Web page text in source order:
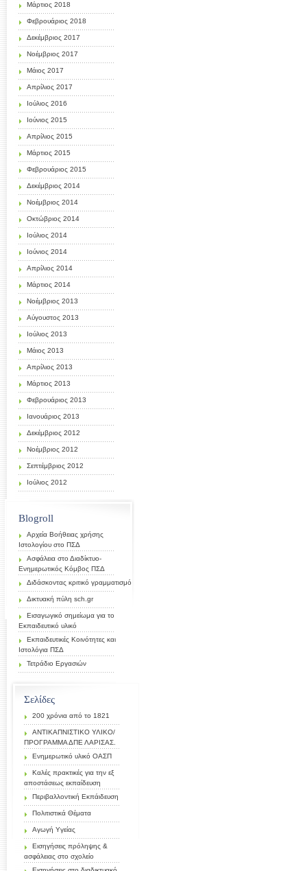
Σελίδες
200 χρόνια από το 1821
ΑΝΤΙΚΑΠΝΙΣΤΙΚΟ ΥΛΙΚΟ/
ΠΡΟΓΡΑΜΜΑ ΔΠΕ ΛΑΡΙΣΑΣ.
Ενημερωτικό υλικό ΟΑΣΠ
Καλές πρακτικές για την εξ
αποστάσεως εκπαίδευση
Περιβαλλοντική Εκπάιδευση
Πολιτιστικά Θέματα
Αγωγή Υγείας
Εισηγήσεις πρόληψης &
ασφάλειας στο σχολείο
Μάρτιος 2018
Φεβρουάριος 2018
Δεκέμβριος 2017
Νοέμβριος 2017
Μάιος 2017
Απρίλιος 2017
Ιούλιος 2016
Ιούνιος 2015
Απρίλιος 2015
Μάρτιος 2015
Φεβρουάριος 2015
Δεκέμβριος 2014
Νοέμβριος 2014
Οκτώβριος 2014
Ιούλιος 2014
Ιούνιος 2014
Απρίλιος 2014
Μάρτιος 2014
Νοέμβριος 2013
Αύγουστος 2013
Ιούλιος 2013
Μάιος 2013
Απρίλιος 2013
Μάρτιος 2013
Φεβρουάριος 2013
Ιανουάριος 2013
Δεκέμβριος 2012
Νοέμβριος 2012
Σεπτέμβριος 2012
Ιούλιος 2012
Blogroll
Αρχεία Βοήθειας χρήσης
Ιστολογίου στο ΠΣΔ
Ασφάλεια στο Διαδίκτυο-
Ενημερωτικός Κόμβος ΠΣΔ
Διδάσκοντας κριτικό γραμματισμό
Δικτυακή πύλη sch.gr
Εισαγωγικό σημείωμα για το
Εκπαιδευτικό υλικό
Εκπαιδευτικές Κοινότητες και
Ιστολόγια ΠΣΔ
Τετράδιο Εργασιών